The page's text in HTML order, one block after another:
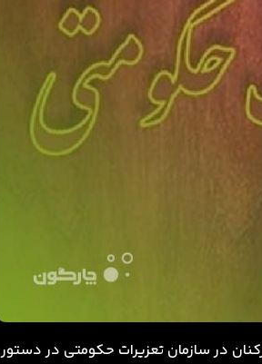
در سازمان تعزیرات حکومتی در دستور